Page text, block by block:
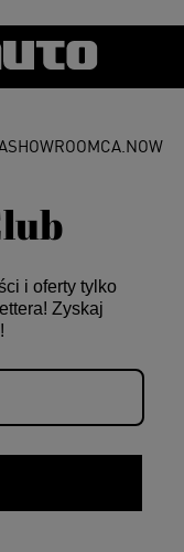
i oferty tylko
Zyskaj
SHOWROOMCA.NOW